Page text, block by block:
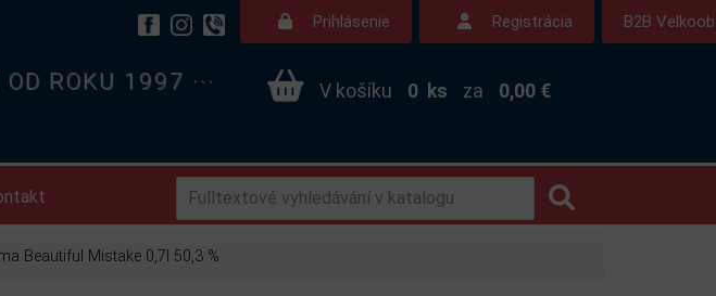
Prihlásenie Registrácia B2B
ROKU 1997 ··· V košíku 0 ks za 0,00 €
Beautiful Mistake 0,7l 50,3 %